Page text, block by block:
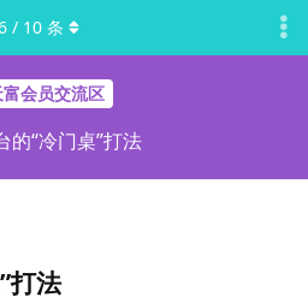
富会员交流区
的“冷门桌”打法
/ 10 条
打法